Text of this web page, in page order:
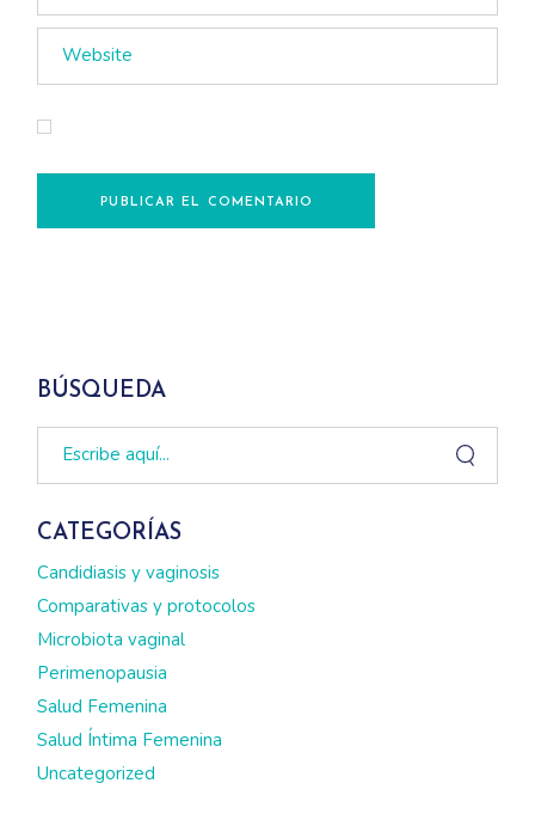
PUBLICAR EL COMENTARIO
BÚSQUEDA
Search
CATEGORÍAS
Candidiasis y vaginosis
Comparativas y protocolos
Microbiota vaginal
Perimenopausia
Salud Femenina
Salud Íntima Femenina
Uncategorized